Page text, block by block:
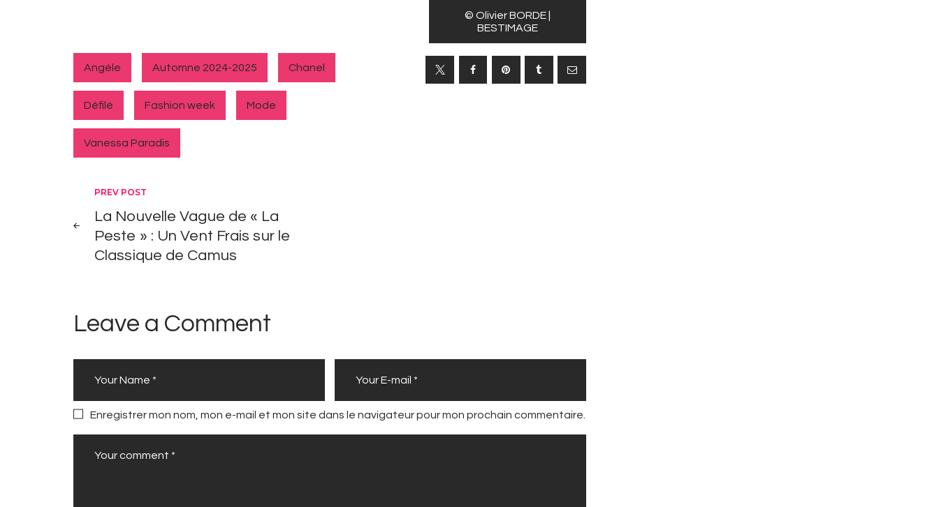
© Olivier BORDE |
BESTIMAGE
Angèle Automne 2024-2025 Chanel
Défilé Fashion week Mode
Vanessa Paradis
Navigation
de
l’article
PREV POST
La Nouvelle Vague de « La
Peste » : Un Vent Frais sur le
Classique de Camus
Leave a Comment
Enregistrer mon nom, mon e-mail et mon site dans le navigateur pour mon prochain commentaire.